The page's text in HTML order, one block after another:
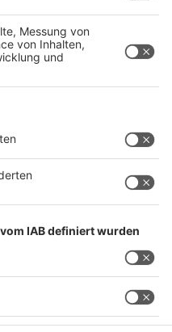
wirklich Borrelien in
weitergeben." Auf
mal konsultieren und
so lautet
des Facharztes.
Schultheis